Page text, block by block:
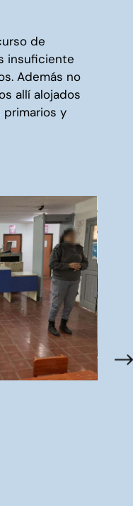
de
insuficiente
Además no
allí alojados
primarios y